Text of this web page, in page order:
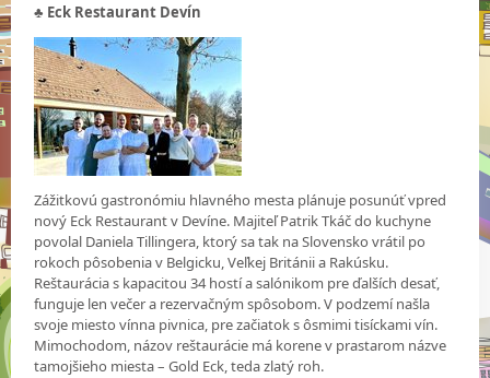
♣ Eck Restaurant Devín
Zážitkovú gastronómiu hlavného mesta plánuje posunúť vpred
nový Eck Restaurant v Devíne. Majiteľ Patrik Tkáč do kuchyne
povolal Daniela Tillingera, ktorý sa tak na Slovensko vrátil po
rokoch pôsobenia v Belgicku, Veľkej Británii a Rakúsku.
Reštaurácia s kapacitou 34 hostí a salónikom pre ďalších desať,
funguje len večer a rezervačným spôsobom. V podzemí našla
svoje miesto vínna pivnica, pre začiatok s ôsmimi tisíckami vín.
Mimochodom, názov reštaurácie má korene v prastarom názve
tamojšieho miesta – Gold Eck, teda zlatý roh.